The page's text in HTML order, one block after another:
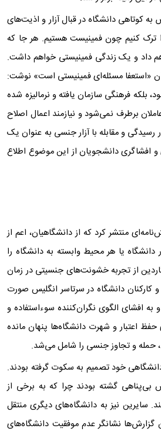
کوتاهی دانشگاه در قبال آزار و اذیت‌های
ترک کنیم چون فمینیست هستیم. هر جا که
داد و یک زندگی فمینیستی خواهم داشت.
«استعفا مسئله‌ای فمینیستی است» نوشت:
فرهنگی سازمان یافته و نرمالیزه شده
برطرف نمی‌شود و نیازمند اعمال اصلاح
و مقابله با آزار جنسی به عنوان یک
افشاگری دانشجویان از این موضوع اطلاع
منتشر کرد که از دانشگاهیان، اعم از
یا هر محیط وابسته به دانشگاه را
در گفتگو با گاردین از تجربه خشونت‌های جنسیتی در زمان
دانشگاه در سرتاسر انگلیس صورت
به افشای الگوی نگران‌کننده سوء‌استفاده و
حفظ اعتبار و شهرت دانشگاه‌ها پنهان مانده
حمله و تجاوز جنسی را شامل می‌شد.
خود تصمیم به سکوت گرفته بودند.
گشته بودند چرا که به برخی از
سایرین نیز به دانشگاه‌های دیگری منتقل
گزارش‌ها نشانگر عدم موفقیت دانشگاه‌های